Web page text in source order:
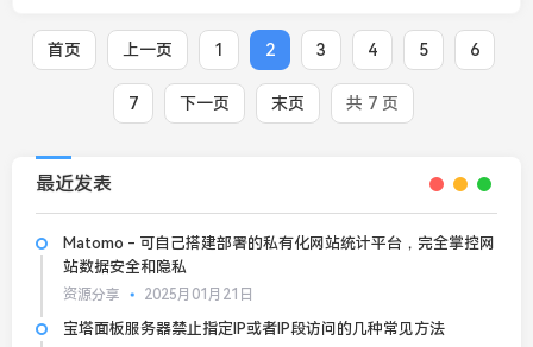
首页 上一页 1 2 3 4 5 6
7 下一页 末页 共 7 页
最近发表
Matomo - 可自己搭建部署的私有化网站统计平台，完全掌控网
站数据安全和隐私
资源分享 2025月01月21日
宝塔面板服务器禁止指定IP或者IP段访问的几种常见方法